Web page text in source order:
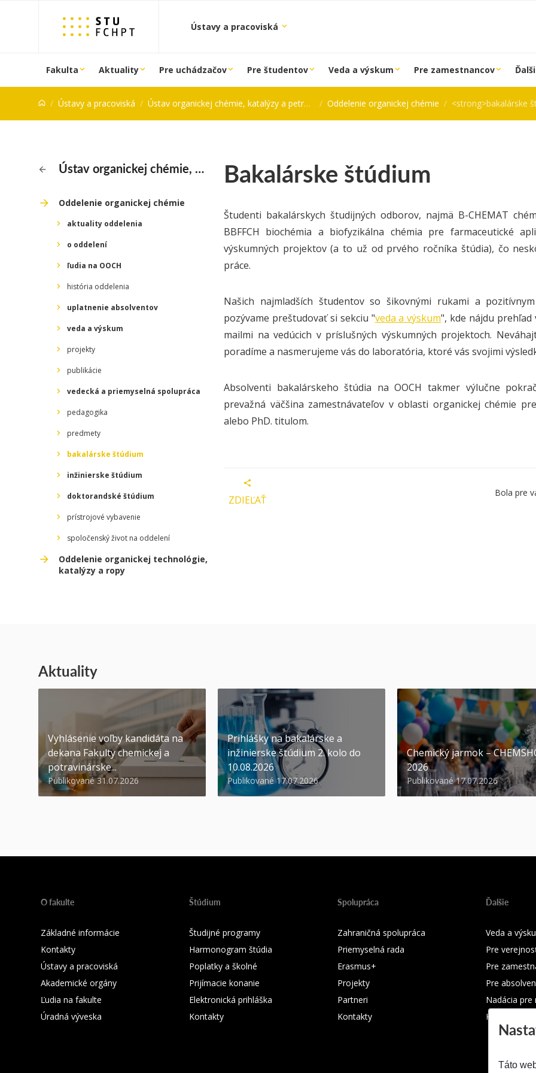
Ústavy a pracoviská
Fakulta Aktuality Pre uchádzačov Pre študentov Veda a výskum Pre zamestnancov
Ústavy a pracoviská Ústav organickej chémie, katalýzy a petrochémie Oddelenie organickej chémie <strong>bakalárske
Ústav organickej chémie, katalýzy a petrochémie
Oddelenie organickej chémie
aktuality oddelenia
o oddelení
ľudia na OOCH
história oddelenia
uplatnenie absolventov
veda a výskum
projekty
publikácie
vedecká a priemyselná spolupráca
pedagogika
predmety
bakalárske štúdium
inžinierske štúdium
doktorandské štúdium
prístrojové vybavenie
spoločenský život na oddelení
Oddelenie organickej technológie,
katalýzy a ropy
Bakalárske štúdium
Študenti bakalárskych študijných odborov, najmä B-CHEMAT
BBFFCH biochémia a biofyzikálna chémia pre farmaceutické
výskumných projektov (a to už od prvého ročníka štúdia), čo
práce.
Našich najmladších študentov so šikovnými rukami a
pozývame preštudovať si sekciu "veda a výskum", kde nájdu
mailmi na vedúcich v príslušných výskumných projektoch.
poradíme a nasmerujeme vás do laboratória, ktoré vás svojimi
Absolventi bakalárskeho štúdia na OOCH takmer výlučne
prevažná väčšina zamestnávateľov v oblasti organickej chémie
alebo PhD. titulom.
ZDIEĽAŤ
Bola pre
Aktuality
Vyhlásenie voľby kandidáta na
dekana Fakulty chemickej a
potravinárske...
Publikované 31.07.2026
Prihlášky na bakalárske a
inžinierske štúdium 2. kolo do
10.08.2026
Publikované 17.07.2026
Chemický jarmok –
2026
Publikované 17.07.2026
O fakulte
Základné informácie
Kontakty
Ústavy a pracoviská
Akademické orgány
Ľudia na fakulte
Úradná výveska
Štúdium
Študijné programy
Harmonogram štúdia
Poplatky a školné
Prijímacie konanie
Elektronická prihláška
Kontakty
Spolupráca
Zahraničná spolupráca
Priemyselná rada
Erasmus+
Projekty
Partneri
Kontakty
Ďalšie
Veda a
Pre
Pre
Pre
Nadácia pre
Kontakty
Táto